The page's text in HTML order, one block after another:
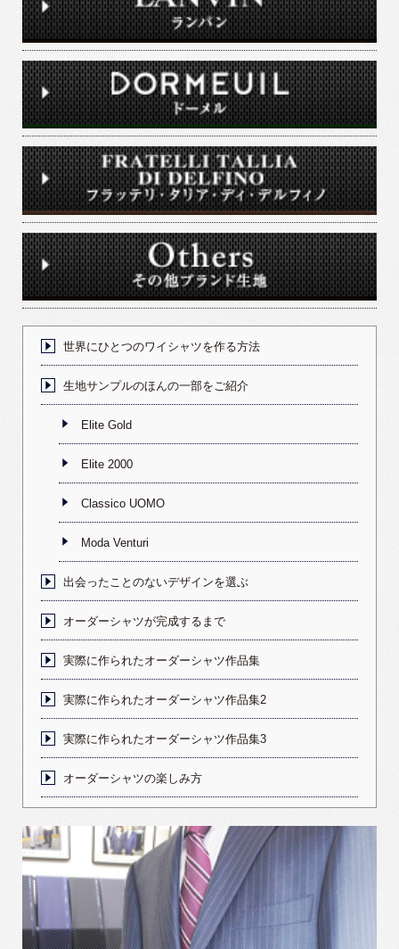
世界にひとつのワイシャツを作る方法
生地サンプルのほんの一部をご紹介
Elite Gold
Elite 2000
Classico UOMO
Moda Venturi
出会ったことのないデザインを選ぶ
オーダーシャツが完成するまで
実際に作られたオーダーシャツ作品集
実際に作られたオーダーシャツ作品集2
実際に作られたオーダーシャツ作品集3
オーダーシャツの楽しみ方